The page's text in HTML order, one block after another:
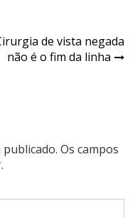
de vista negada
não é o fim da linha
Os campos